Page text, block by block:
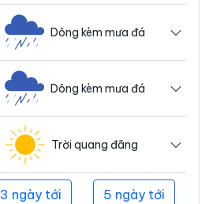
Dông kèm mưa đá
Dông kèm mưa đá
Trời quang đãng
3 ngày tới 5 ngày tới